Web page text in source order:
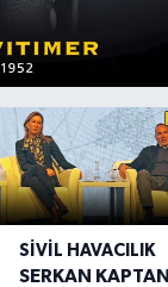
SIVIL HAVACILIK
SERKAN KAPTAN